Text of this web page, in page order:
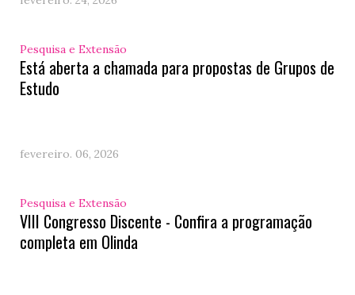
Pesquisa e Extensão
Está aberta a chamada para propostas de Grupos de
Estudo
fevereiro. 06, 2026
Pesquisa e Extensão
VIII Congresso Discente - Confira a programação
completa em Olinda